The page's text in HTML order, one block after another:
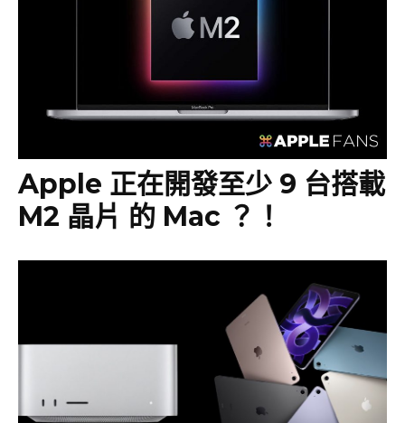
Apple 正在開發至少 9 台搭載
M2 晶片 的 Mac ？！